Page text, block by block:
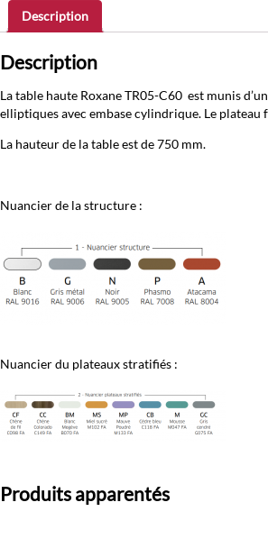
haute
Roxane
C60
Description
Description
La table haute Roxane TR05-C60 est munis
elliptiques avec embase cylindrique. Le plateau
La hauteur de la table est de 750 mm.
Nuancier de la structure :
Nuancier du plateaux stratifiés :
Produits apparentés